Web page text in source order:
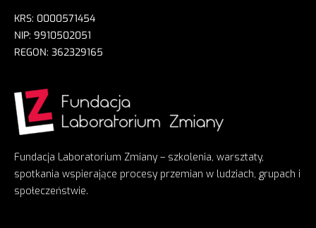
Fundacja Laboratorium Zmiany – szkolenia, warsztaty,
spotkania wspierające procesy przemian w ludziach, grupach i
społeczeństwie.
KRS: 0000571454
NIP: 9910502051
REGON: 362329165